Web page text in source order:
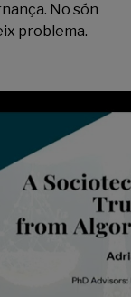
No són
problema.